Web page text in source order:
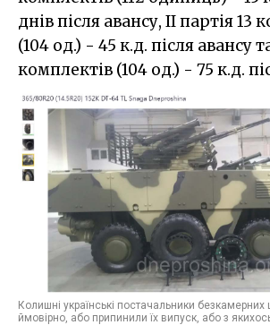
днів після авансу, II партія 13
(104 од.) - 45 к.д. після авансу
комплектів (104 од.) - 75 к.д.
Колишні українські постачальники
ймовірно, або припинили їх випуск, або з